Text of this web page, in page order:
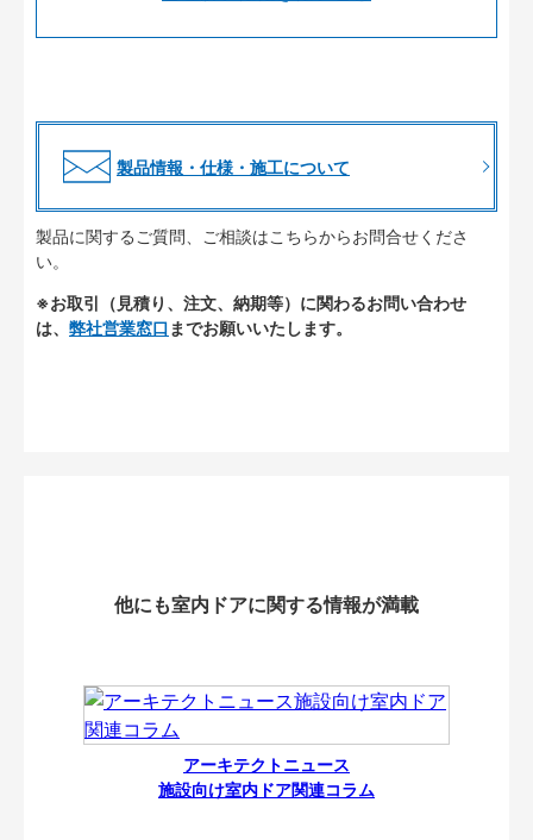
製品情報・仕様・施工について
製品に関するご質問、ご相談はこちらからお問合せくださ
い。
※お取引（見積り、注文、納期等）に関わるお問い合わせ
は、 弊社営業窓口 までお願いいたします。
他にも室内ドアに関する情報が満載
アーキテクトニュース
施設向け室内ドア関連コラム